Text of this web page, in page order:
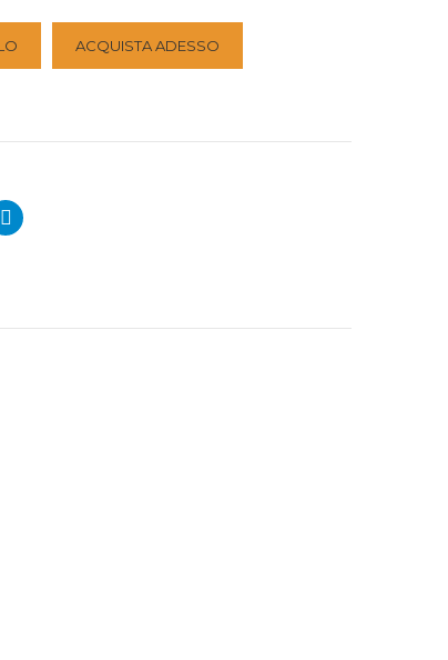
ACQUISTA ADESSO